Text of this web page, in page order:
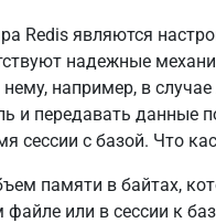
являются
надежные
например, в
и передавать данные
сессии с базой. Что
памяти в байтах,
файле или в сессии к